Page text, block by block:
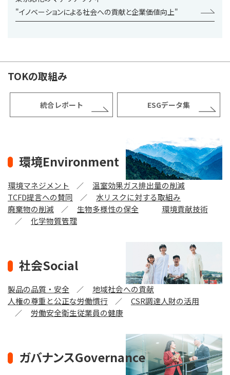
"イノベーションによる社会への貢献と企業価値向上"
TOKの取組み
統合レポート ESGデータ集
環境Environment
環境マネジメント
温室効果ガス排出量の削減
TCFD提言への賛同
水リスクに対する取組み
廃棄物の削減
生物多様性の保全
環境貢献技術
化学物質管理
社会Social
製品の品質・安全
地域社会への貢献
人権の尊重と公正な労働慣行
CSR調達人財の活用
労働安全衛生従業員の健康
ガバナンスGovernance